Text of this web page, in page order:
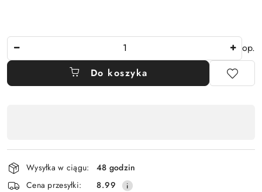
op.
Do koszyka
płatność
i
dostawa
Wysyłka w ciągu:
48 godzin
Cena przesyłki:
8.99